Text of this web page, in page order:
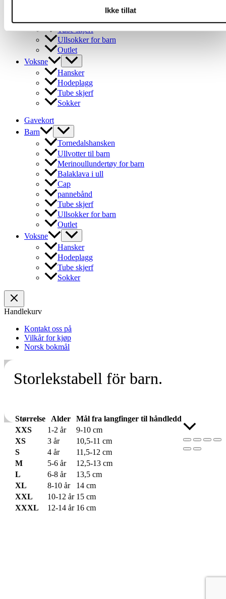
Ikke tillat
Tube skjerf
Ullsokker for barn
Outlet
Voksne
Hansker
Hodeplagg
Tube skjerf
Sokker
Gavekort
Barn
Tornedalshansken
Ullvotter til barn
Merinoullundertøy for barn
Balaklava i ull
Cap
pannebånd
Tube skjerf
Ullsokker for barn
Outlet
Voksne
Hansker
Hodeplagg
Tube skjerf
Sokker
Handlekurv
Kontakt oss på
Vilkår for kjøp
Norsk bokmål
Storlekstabell för barn.
Størrelse Alder
Mål fra langfinger til håndledd
XXS
1-2 år
9-10 cm
XS
3 år
10,5-11 cm
S
4 år
11,5-12 cm
M
5-6 år
12,5-13 cm
L
6-8 år
13,5 cm
XL
8-10 år
14 cm
XXL
10-12 år 15 cm
XXXL
12-14 år 16 cm